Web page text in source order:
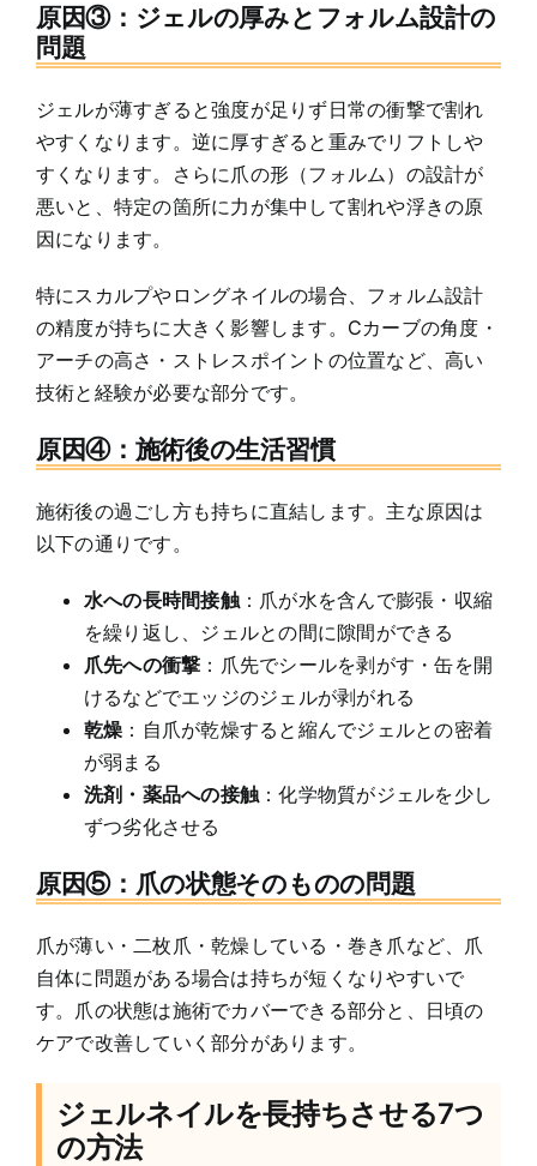
原因③：ジェルの厚みとフォルム設計の
問題
ジェルが薄すぎると強度が足りず日常の衝撃で割れ
やすくなります。逆に厚すぎると重みでリフトしや
すくなります。さらに爪の形（フォルム）の設計が
悪いと、特定の箇所に力が集中して割れや浮きの原
因になります。
特にスカルプやロングネイルの場合、フォルム設計
の精度が持ちに大きく影響します。Cカーブの角度・
アーチの高さ・ストレスポイントの位置など、高い
技術と経験が必要な部分です。
原因④：施術後の生活習慣
施術後の過ごし方も持ちに直結します。主な原因は
以下の通りです。
水への長時間接触：爪が水を含んで膨張・収縮
を繰り返し、ジェルとの間に隙間ができる
爪先への衝撃 ：爪先でシールを剥がす・缶を開
けるなどでエッジのジェルが剥がれる
乾燥 ：自爪が乾燥すると縮んでジェルとの密着
が弱まる
洗剤・薬品への接触 ：化学物質がジェルを少し
ずつ劣化させる
原因⑤：爪の状態そのものの問題
爪が薄い・二枚爪・乾燥している・巻き爪など、爪
自体に問題がある場合は持ちが短くなりやすいで
す。爪の状態は施術でカバーできる部分と、日頃の
ケアで改善していく部分があります。
ジェルネイルを長持ちさせる7つ
の方法